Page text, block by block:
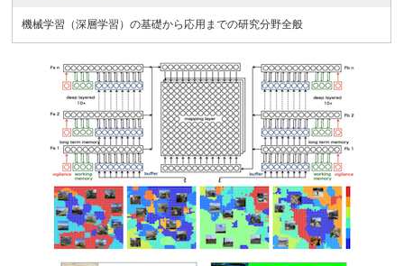
機械学習（深層学習）の基礎から応用までの研究分野全般